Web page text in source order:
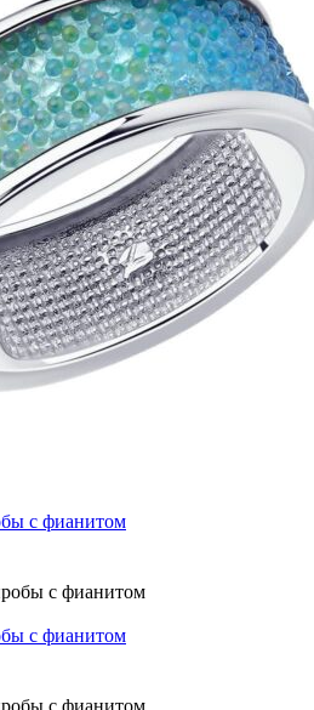
с фианитом
с фианитом